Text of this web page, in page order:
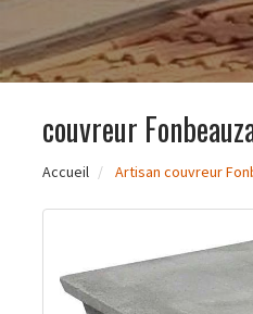
couvreur
Accueil Artisan couvreur